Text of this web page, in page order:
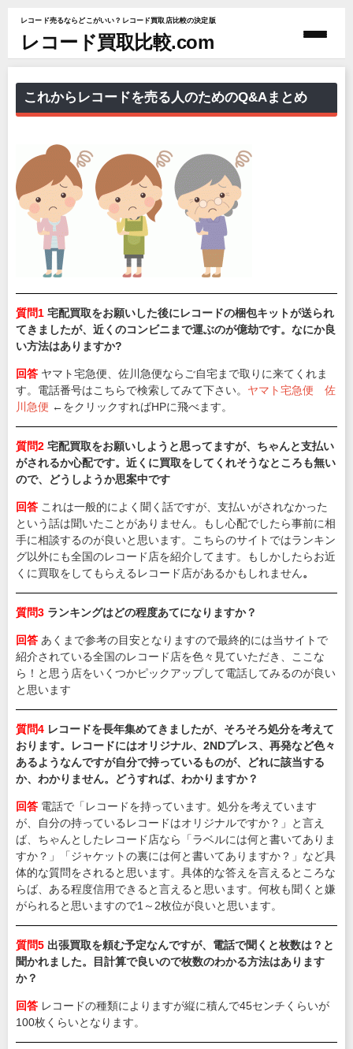
レコード売るならどこがいい？レコード買取店比較の決定版
レコード買取比較.com
これからレコードを売る人のためのQ&Aまとめ
質問1 宅配買取をお願いした後にレコードの梱包キットが送られ
てきましたが、近くのコンビニまで運ぶのが億劫です。なにか良
い方法はありますか?
回答 ヤマト宅急便、佐川急便ならご自宅まで取りに来てくれま
す。電話番号はこちらで検索してみて下さい。 ヤマト宅急便
佐
川急便 ←をクリックすればHPに飛べます。
質問2 宅配買取をお願いしようと思ってますが、ちゃんと支払い
がされるか心配です。近くに買取をしてくれそうなところも無い
ので、どうしようか思案中です
回答 これは一般的によく聞く話ですが、支払いがされなかった
という話は聞いたことがありません。もし心配でしたら事前に相
手に相談するのが良いと思います。こちらのサイトではランキン
グ以外にも全国のレコード店を紹介してます。もしかしたらお近
くに買取をしてもらえるレコード店があるかもしれません。
質問3 ランキングはどの程度あてになりますか？
回答 あくまで参考の目安となりますので最終的には当サイトで
紹介されている全国のレコード店を色々見ていただき、ここな
ら！と思う店をいくつかピックアップして電話してみるのが良い
と思います
質問4 レコードを長年集めてきましたが、そろそろ処分を考えて
おります。レコードにはオリジナル、2NDプレス、再発など色々
あるようなんですが自分で持っているものが、どれに該当する
か、わかりません。どうすれば、わかりますか？
回答 電話で「レコードを持っています。処分を考えています
が、自分の持っているレコードはオリジナルですか？」と言え
ば、ちゃんとしたレコード店なら「ラベルには何と書いてありま
すか？」「ジャケットの裏には何と書いてありますか？」など具
体的な質問をされると思います。具体的な答えを言えるところな
らば、ある程度信用できると言えると思います。何枚も聞くと嫌
がられると思いますので1～2枚位が良いと思います。
質問5 出張買取を頼む予定なんですが、電話で聞くと枚数は？と
聞かれました。目計算で良いので枚数のわかる方法はあります
か？
回答 レコードの種類によりますが縦に積んで45センチくらいが
100枚くらいとなります。